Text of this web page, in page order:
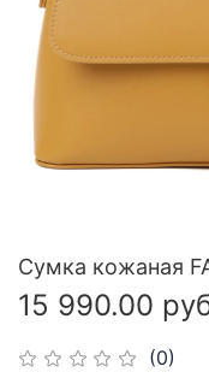
(0)
Сумка кожаная
15 990.00